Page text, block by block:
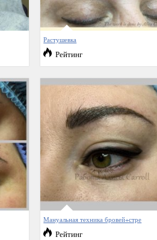
Растушевка
Рейтинг
Мануальная техника бровей+стре
Рейтинг